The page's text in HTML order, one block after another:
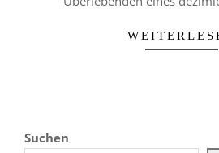
Suchen